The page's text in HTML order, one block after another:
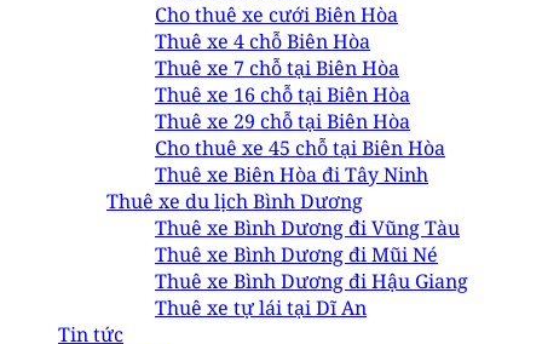
Cho thuê xe cưới Biên Hòa
Thuê xe 4 chỗ Biên Hòa
Thuê xe 7 chỗ tại Biên Hòa
Thuê xe 16 chỗ tại Biên Hòa
Thuê xe 29 chỗ tại Biên Hòa
Cho thuê xe 45 chỗ tại Biên Hòa
Thuê xe Biên Hòa đi Tây Ninh
Thuê xe du lịch Bình Dương
Thuê xe Bình Dương đi Vũng Tàu
Thuê xe Bình Dương đi Mũi Né
Thuê xe Bình Dương đi Hậu Giang
Thuê xe tự lái tại Dĩ An
Tin tức